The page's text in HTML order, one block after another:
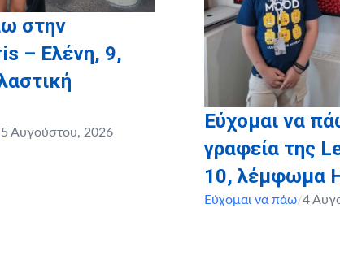
στην
– Ελένη, 9,
5 Αυγούστου, 2026
Εύχομαι να
γραφεία της
10, λέμφωμα
Εύχομαι να πάω/4